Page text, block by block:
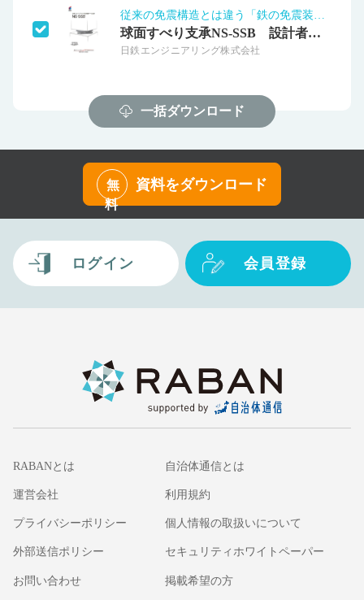
従来の免震構造とは違う「鉄の免震装置」！
球面すべり支承NS-SSB 設計者用資料
日鉄エンジニアリング株式会社
一括ダウンロード
無
料
資料をダウンロード
ログイン 会員登録
RABANとは 自治体通信とは
運営会社 利用規約
プライバシーポリシー 個人情報の取扱いについて
外部送信ポリシー セキュリティホワイトペーパー
お問い合わせ 掲載希望の方